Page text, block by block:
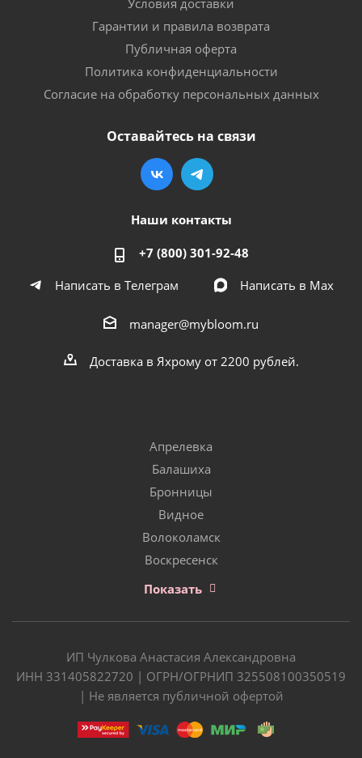
Гарантии и правила возврата
Публичная оферта
Политика конфиденциальности
Согласие на обработку персональных данных
Оставайтесь на связи
Наши контакты
+7 (800) 301-92-48
Написать в Телеграм
Написать в Мах
manager@mybloom.ru
Доставка в Яхрому от 2200 рублей.
Апрелевка
Балашиха
Бронницы
Видное
Волоколамск
Воскресенск
Показать
ИП Чулкова Анастасия Александровна
ИНН 331405822720 | ОГРН/ОГРНИП 325508100350519
| Не является публичной офертой